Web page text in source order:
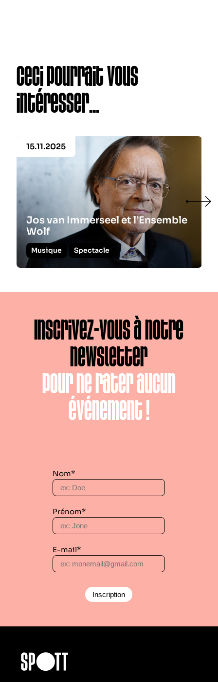
Ceci pourrait vous
intéresser...
15.11.2025
Jos van Immerseel et l’Ensemble
Wolf
Musique Spectacle
Inscrivez-vous à notre
newsletter
pour ne rater aucun
événement !
Nom*
Prénom*
E-mail*